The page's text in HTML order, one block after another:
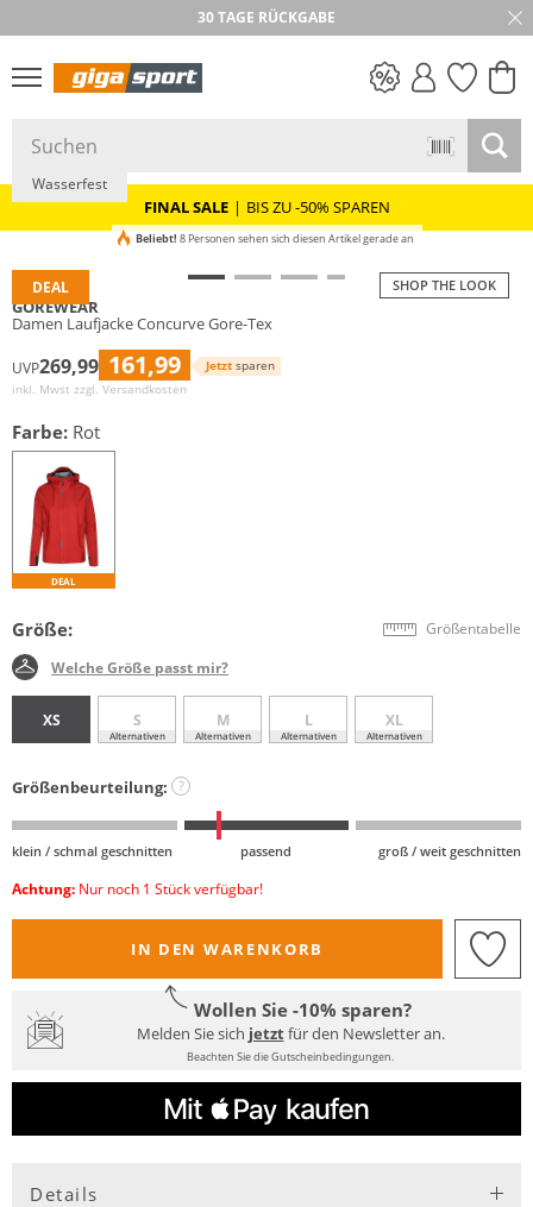
30 TAGE RÜCKGABE
PREIS & WERT
FINAL SALE | BIS ZU -50% SPAREN
SHOP THE LOOK
DEAL
GORE-TEX
Wasserfest
Beliebt! 8 Personen sehen sich diesen Artikel gerade an
GOREWEAR
Damen Laufjacke Concurve Gore-Tex
UVP269,99 161,99 Jetzt sparen
inkl. Mwst zzgl. Versandkosten
Farbe: Rot
DEAL
Größe: Größentabelle
Welche Größe passt mir?
XS S
Alternativen
M
Alternativen
L
Alternativen
XL
Alternativen
Größenbeurteilung: ?
klein / schmal geschnitten passend groß / weit geschnitten
Achtung: Nur noch 1 Stück verfügbar!
IN DEN WARENKORB
Wollen Sie -10% sparen?
Melden Sie sich jetztfür den Newsletter an.
Beachten Sie die Gutscheinbedingungen.
Details